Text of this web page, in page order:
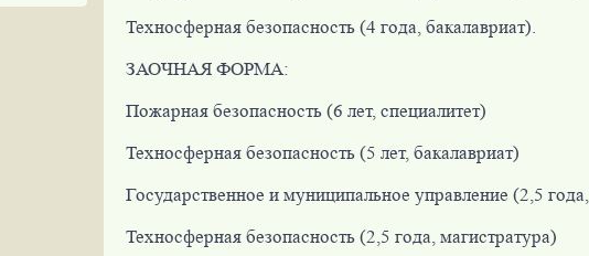
Техносферная безопасность (4 года, бакалавриат).
ЗАОЧНАЯ ФОРМА:
Пожарная безопасность (6 лет, специалитет)
Техносферная безопасность (5 лет, бакалавриат)
Государственное и муниципальное управление (2,5
Техносферная безопасность (2,5 года, магистратура)